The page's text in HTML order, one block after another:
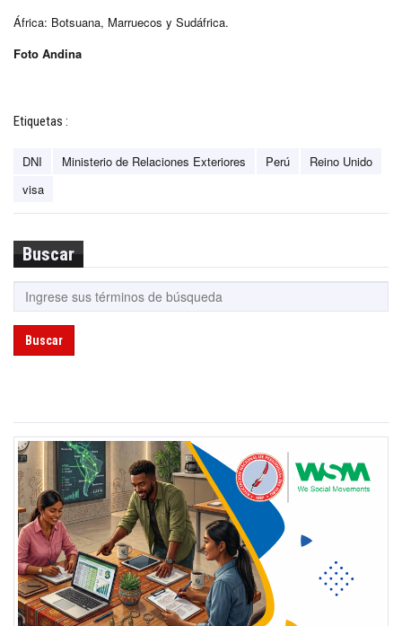
África: Botsuana, Marruecos y Sudáfrica.
Foto Andina
Etiquetas :
DNI Ministerio de Relaciones Exteriores Perú
Reino Unido
visa
Buscar
Buscar